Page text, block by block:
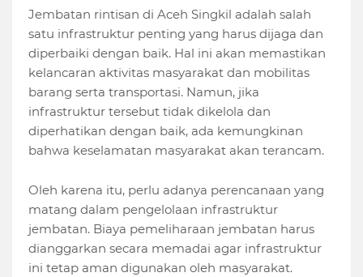
Jembatan rintisan di Aceh Singkil adalah salah
satu infrastruktur penting yang harus dijaga dan
diperbaiki dengan baik. Hal ini akan memastikan
kelancaran aktivitas masyarakat dan mobilitas
barang serta transportasi. Namun, jika
infrastruktur tersebut tidak dikelola dan
diperhatikan dengan baik, ada kemungkinan
bahwa keselamatan masyarakat akan terancam.
Oleh karena itu, perlu adanya perencanaan yang
matang dalam pengelolaan infrastruktur
jembatan. Biaya pemeliharaan jembatan harus
dianggarkan secara memadai agar infrastruktur
ini tetap aman digunakan oleh masyarakat.